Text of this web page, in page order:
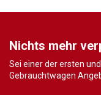
Nichts mehr
Sei einer der ersten
Gebrauchtwagen